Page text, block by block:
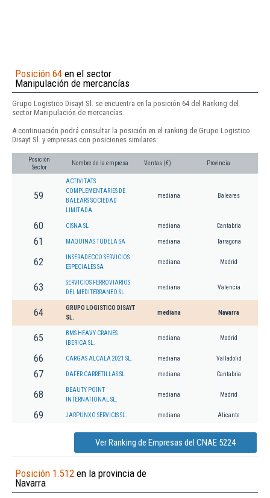
Posición 64 en el sector
Manipulación de mercancías
Grupo Logistico Disayt Sl. se encuentra en la posición 64 del Ranking del
sector Manipulación de mercancías.
A continuación podrá consultar la posición en el ranking de Grupo Logistico
Disayt Sl. y empresas con posiciones similares:
Posición
Sector
Nombre de la empresa Ventas (€) Provincia
59
ACTIVITATS
COMPLEMENTARIES DE
BALEARS SOCIEDAD
LIMITADA.
mediana Baleares
60 CISNA SL mediana Cantabria
61 MAQUINAS TUDELA SA mediana Tarragona
62
INSERADECCO SERVICIOS
ESPECIALES SA
mediana Madrid
63
SERVICIOS FERROVIARIOS
DEL MEDITERRANEO SL.
mediana Valencia
64
GRUPO LOGISTICO DISAYT
SL.
mediana Navarra
65
BMS HEAVY CRANES
IBERICA SL.
mediana Madrid
66 CARGAS ALCALA 2021 SL. mediana Valladolid
67 DAFER CARRETILLAS SL mediana Cantabria
68
BEAUTY POINT
INTERNATIONAL SL.
mediana Madrid
69 JARPUNXO SERVICIS SL. mediana Alicante
Ver Ranking de Empresas del CNAE 5224
Posición 1.512 en la provincia de
Navarra